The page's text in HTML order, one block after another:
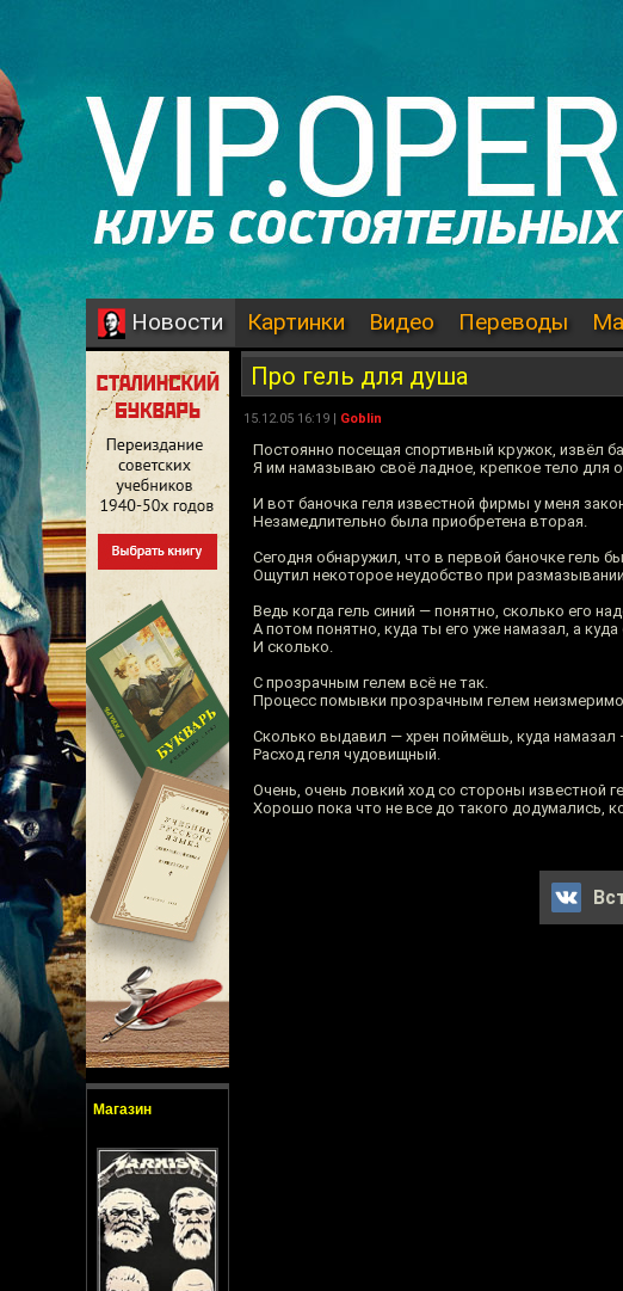
Новости Картинки Видео Переводы
Магазин
Про гель для душа
15.12.05 16:19 | Goblin
Постоянно посещая спортивный кружок, извёл
Я им намазываю своё ладное, крепкое тело для
И вот баночка геля известной фирмы у меня
Незамедлительно была приобретена вторая.
Сегодня обнаружил, что в первой баночке гель
Ощутил некоторое неудобство при
Ведь когда гель синий — понятно, сколько его
А потом понятно, куда ты его уже намазал, а
И сколько.
С прозрачным гелем всё не так.
Процесс помывки прозрачным гелем
Сколько выдавил — хрен поймёшь, куда намазал
Расход геля чудовищный.
Очень, очень ловкий ход со стороны известной
Хорошо пока что не все до такого додумались,